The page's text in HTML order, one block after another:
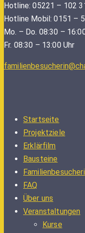
Hotline: 05221 – 102
Hotline Mobil: 0151 –
Mo. – Do. 08:30 –
Fr. 08:30 – 13:00 Uhr
Startseite
Projektziele
Erklärfilm
Bausteine
FAQ
Über uns
Veranstaltungen
Kurse